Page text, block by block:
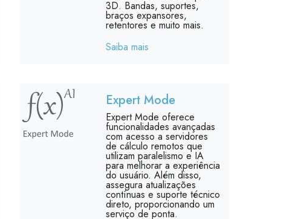
3D. Bandas, suportes,
braços expansores,
retentores e muito mais.
Saiba mais
Expert Mode
Expert Mode oferece
funcionalidades avançadas
com acesso a servidores
de cálculo remotos que
utilizam paralelismo e IA
para melhorar a experiência
do usuário. Além disso,
assegura atualizações
contínuas e suporte técnico
direto, proporcionando um
serviço de ponta.